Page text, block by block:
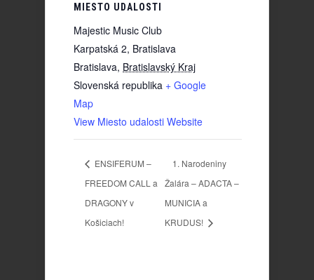
MIESTO UDALOSTI
Majestic Music Club
Karpatská 2, Bratislava
Bratislava, Bratislavský Kraj
Slovenská republika + Google
Map
View Miesto udalosti Website
ENSIFERUM –
FREEDOM CALL a
DRAGONY v
Košiciach!
1. Narodeniny
Žalára – ADACTA –
MUNICIA a
KRUDUS!